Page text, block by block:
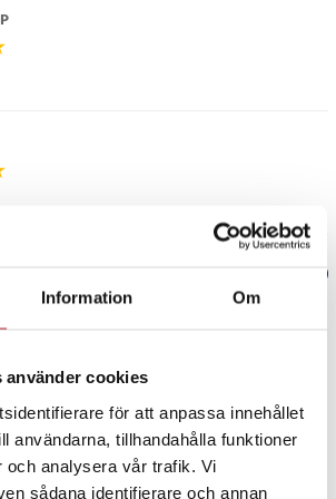
Information Om
använder cookies
för att anpassa innehållet
användarna, tillhandahålla funktioner
och analysera vår trafik. Vi
sådana identifierare och annan
eltandborste